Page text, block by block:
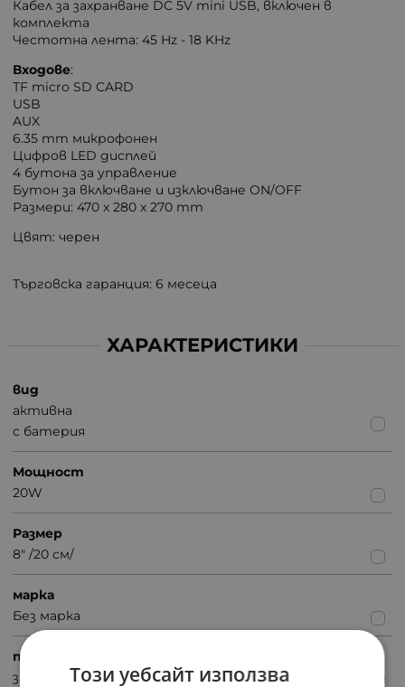
Кабел за захранване DC 5V mini USB, включен в
комплекта
Честотна лента: 45 Hz - 18 KHz
Входове:
ТF micro SD CARD
USB
AUX
6.35 mm микрофонен
Цифров LED дисплей
4 бутона за управление
Бутон за включване и изключване ON/OFF
Размери: 470 x 280 x 270 mm
Цвят: черен
Tърговска гаранция: 6 месеца
ХАРАКТЕРИСТИКИ
вид
активна
с батерия
Мощност
20W
Размер
8" /20 см/
марка
Без марка
предназначение
за дома
Този уебсайт използва